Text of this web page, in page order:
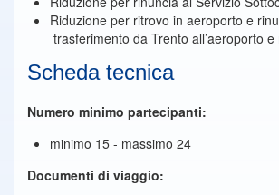
Riduzione per ritrovo in aeroporto e
trasferimento da Trento all’aeroporto e
Scheda tecnica
Numero minimo partecipanti:
minimo 15 - massimo 24
Documenti di viaggio: